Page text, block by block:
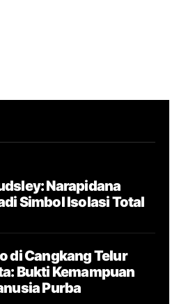
Narapidana
Simbol Isolasi Total
di Cangkang Telur
Bukti Kemampuan
Purba